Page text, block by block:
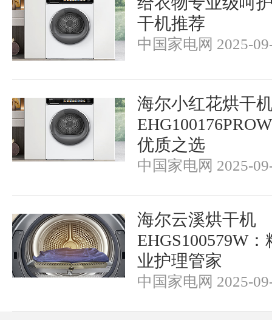
干机推荐
中国家电网 2025-
海尔小红花烘干
优质之选
中国家电网 2025-
海尔云溪烘干机
EHGS100579W
业护理管家
中国家电网 2025-